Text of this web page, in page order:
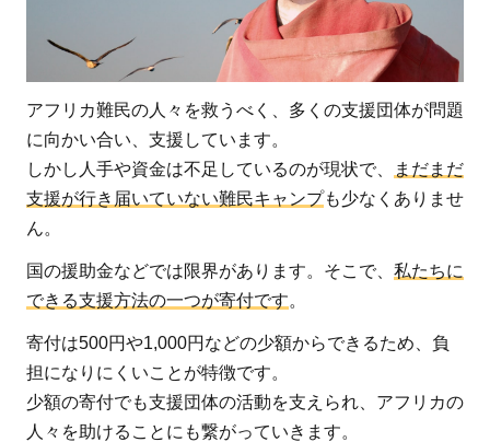
アフリカ難民の人々を救うべく、多くの支援団体が問題
に向かい合い、支援しています。
しかし人手や資金は不足しているのが現状で、
まだまだ
支援が行き届いていない難民キャンプも少なくありませ
ん。
国の援助金などでは限界があります。そこで、 私たちに
できる支援方法の一つが寄付です。
寄付は500円や1,000円などの少額からできるため、負
担になりにくいことが特徴です。
少額の寄付でも支援団体の活動を支えられ、アフリカの
人々を助けることにも繋がっていきます。